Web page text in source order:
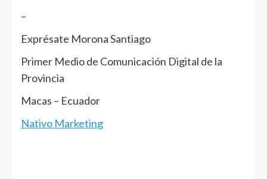
–
Exprésate Morona Santiago
Primer Medio de Comunicación Digital de la
Provincia
Macas – Ecuador
Nativo Marketing